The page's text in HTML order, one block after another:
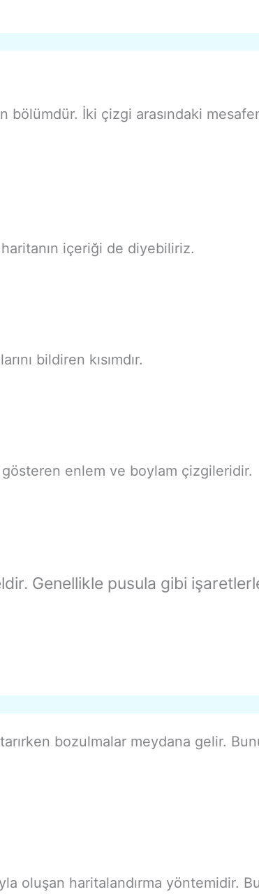
bölümdür. İki çizgi arasındaki
içeriği de diyebiliriz.
bildiren kısımdır.
enlem ve boylam çizgileridir.
Genellikle pusula gibi
bozulmalar meydana gelir.
oluşan haritalandırma yöntemidir.